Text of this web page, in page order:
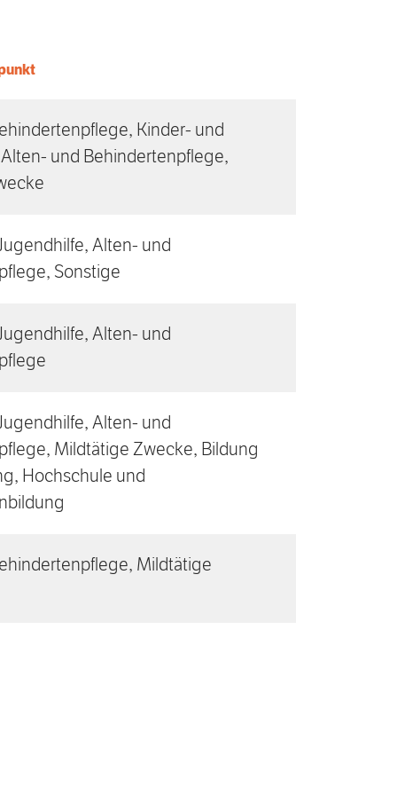
Kinder- und
und Behindertenpflege,
Alten- und
Sonstige
Alten- und
Alten- und
Mildtätige Zwecke, Bildung
Hochschule und
Mildtätige